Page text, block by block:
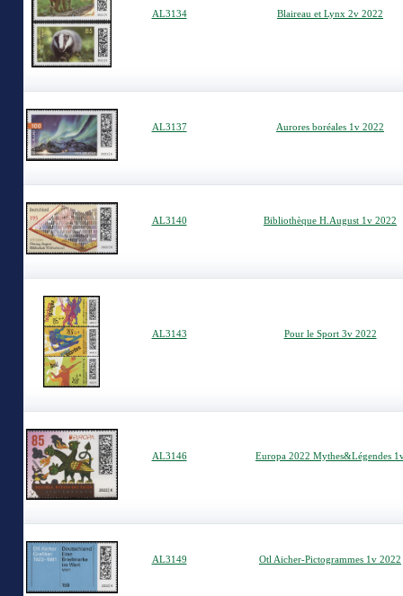
AL3134 Blaireau et Lynx 2v 2022
AL3137 Aurores boréales 1v 2022
AL3140 Bibliothèque H.August 1v 2022
AL3143 Pour le Sport 3v 2022
AL3146 Europa 2022 Mythes&Légendes
AL3149 Otl Aicher-Pictogrammes 1v 2022